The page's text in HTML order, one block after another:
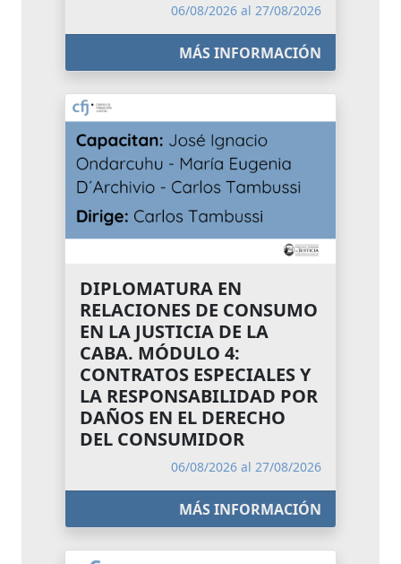
06/08/2026 al 27/08/2026
MÁS INFORMACIÓN
DIPLOMATURA EN
RELACIONES DE CONSUMO
EN LA JUSTICIA DE LA
CABA. MÓDULO 4:
CONTRATOS ESPECIALES Y
LA RESPONSABILIDAD POR
DAÑOS EN EL DERECHO
DEL CONSUMIDOR
06/08/2026 al 27/08/2026
MÁS INFORMACIÓN